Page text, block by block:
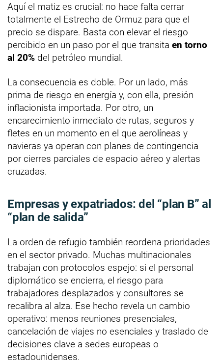
Aquí el matiz es crucial: no hace falta cerrar
totalmente el Estrecho de Ormuz para que el
precio se dispare. Basta con elevar el riesgo
percibido en un paso por el que transita en torno
al 20% del petróleo mundial.
La consecuencia es doble. Por un lado, más
prima de riesgo en energía y, con ella, presión
inflacionista importada. Por otro, un
encarecimiento inmediato de rutas, seguros y
fletes en un momento en el que aerolíneas y
navieras ya operan con planes de contingencia
por cierres parciales de espacio aéreo y alertas
cruzadas.
Empresas y expatriados: del “plan B” al
“plan de salida”
La orden de refugio también reordena prioridades
en el sector privado. Muchas multinacionales
trabajan con protocolos espejo: si el personal
diplomático se encierra, el riesgo para
trabajadores desplazados y consultores se
recalibra al alza. Ese hecho revela un cambio
operativo: menos reuniones presenciales,
cancelación de viajes no esenciales y traslado de
decisiones clave a sedes europeas o
estadounidenses.